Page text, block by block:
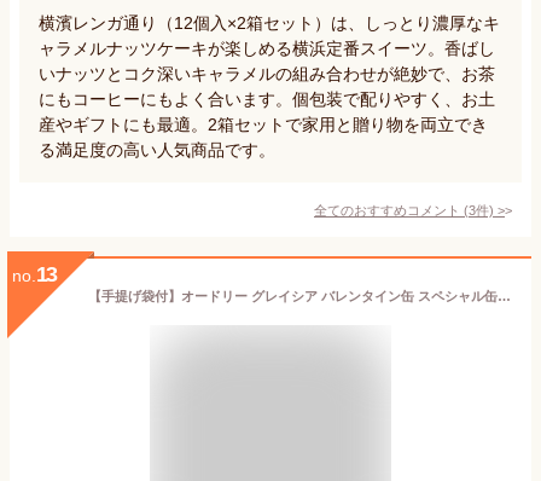
横濱レンガ通り（12個入×2箱セット）は、しっとり濃厚なキ
ャラメルナッツケーキが楽しめる横浜定番スイーツ。香ばし
いナッツとコク深いキャラメルの組み合わせが絶妙で、お茶
にもコーヒーにもよく合います。個包装で配りやすく、お土
産やギフトにも最適。2箱セットで家用と贈り物を両立でき
る満足度の高い人気商品です。
全てのおすすめコメント (3件) >
no. 13
【手提げ袋付】オードリー グレイシア バレンタイン缶 スペシャル缶 お菓子 缶 クッキー (Ｓサイズ 10個入)